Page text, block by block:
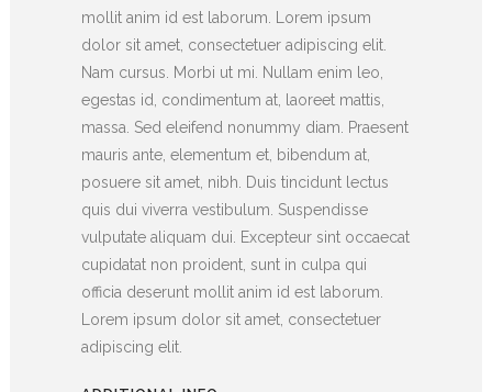
mollit anim id est laborum. Lorem ipsum
dolor sit amet, consectetuer adipiscing elit.
Nam cursus. Morbi ut mi. Nullam enim leo,
egestas id, condimentum at, laoreet mattis,
massa. Sed eleifend nonummy diam. Praesent
mauris ante, elementum et, bibendum at,
posuere sit amet, nibh. Duis tincidunt lectus
quis dui viverra vestibulum. Suspendisse
vulputate aliquam dui. Excepteur sint occaecat
cupidatat non proident, sunt in culpa qui
officia deserunt mollit anim id est laborum.
Lorem ipsum dolor sit amet, consectetuer
adipiscing elit.